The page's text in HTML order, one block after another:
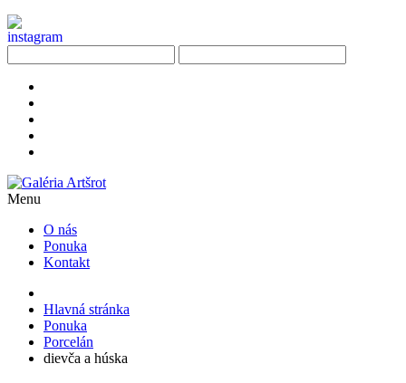
Menu
O nás
Ponuka
Kontakt
Hlavná stránka
Ponuka
Porcelán
dievča a húska